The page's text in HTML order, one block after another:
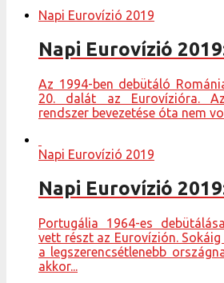
Napi Eurovízió 2019
Napi Eurovízió
Az 1994-ben debütáló
20. dalát az Eurovízióra.
rendszer bevezetése óta nem
Napi Eurovízió 2019
Napi Eurovízió
Portugália 1964-es
vett részt az Eurovízión.
a legszerencsétlenebb
akkor...